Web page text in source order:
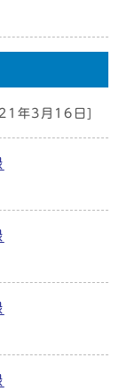
年3月16日]